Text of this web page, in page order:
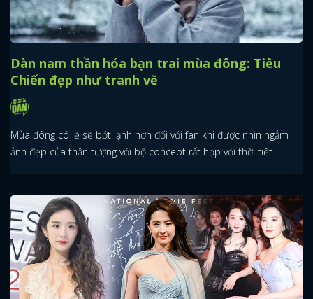
Dàn nam thần hóa bạn trai mùa đông: Tiêu
Chiến đẹp như tranh vẽ
Mùa đông có lẽ sẽ bớt lạnh hơn đối với fan khi được nhìn ngắm
ảnh đẹp của thần tượng với bộ concept rất hợp với thời tiết.